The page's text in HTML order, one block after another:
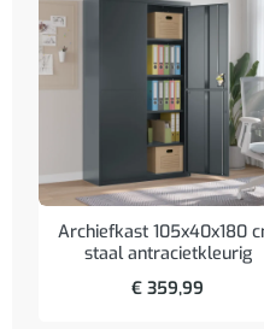
Archiefkast 105x40x180
staal antracietkleurig
€ 359,99